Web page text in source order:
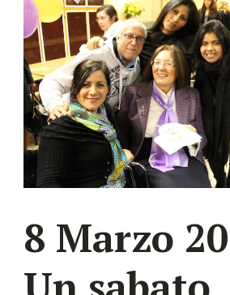
8 Marzo